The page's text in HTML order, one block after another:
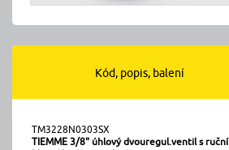
Kód, popis, balení
TM3228N0303SX
TIEMME 3/8" úhlový dvouregul.ventil s ruční